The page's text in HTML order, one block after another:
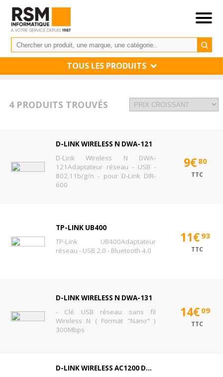
TOUS LES PRODUITS
4 PRODUITS TROUVÉS
D-LINK WIRELESS N DWA-121
D-Link Wireless N DWA-
121Adaptateur réseau - USB -
802.11b/g/n - pour D-Link DIR-
600
9€ 80
TTC
TP-LINK UB400
TP-Link UB400Adaptateur
réseau - USB 2.0 - Bluetooth 4.0
11€ 93
TTC
D-LINK WIRELESS N DWA-131
- Clé USB réseau sans fil
Wireless N ( Format "Nano" )
300Mbps
14€ 09
TTC
D-LINK WIRELESS AC1200 DWA-182